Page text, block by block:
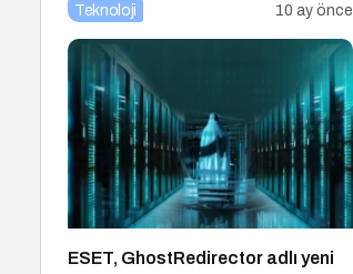
Teknoloji 10 ay önce
ESET, GhostRedirector adlı yeni